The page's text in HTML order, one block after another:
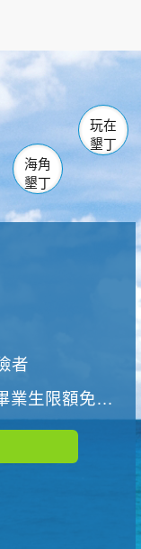
南仁湖
佳樂水
心
園 風吹沙龍磐公園
砂島
鼻
海角
墾丁
玩在
墾丁
者
限額免費參加